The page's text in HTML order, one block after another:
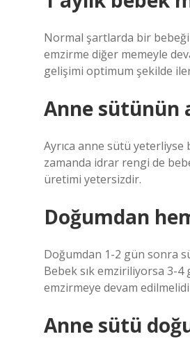
Normal şartlarda bir
emzirme diğer memeyle
gelişimi optimum şekilde
Anne sütünün
Ayrıca anne sütü yeterliyse
zamanda idrar rengi de
üretimi yetersizdir.
Doğumdan
Doğumdan 1-2 gün sonra
Bebek sık emziriliyorsa 3-4
emzirmeye devam
Anne sütü